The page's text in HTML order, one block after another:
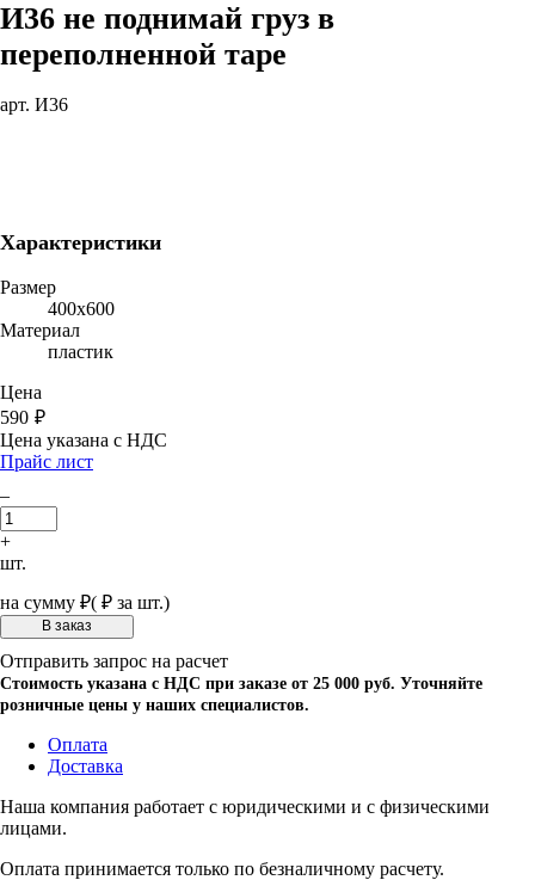
И36 не поднимай груз в
переполненной таре
арт. И36
Характеристики
Размер
400х600
Материал
пластик
Цена
590 ₽
Цена указана с НДС
Прайс лист
–
+
шт.
на сумму ₽( ₽ за шт.)
Отправить запрос на расчет
Стоимость указана с НДС при заказе от 25 000 руб. Уточняйте
розничные цены у наших специалистов.
Оплата
Доставка
Наша компания работает с юридическими и с физическими
лицами.
Оплата принимается только по безналичному расчету.